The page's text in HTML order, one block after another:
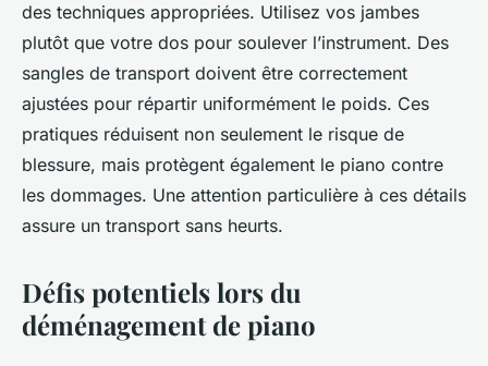
des techniques appropriées. Utilisez vos jambes
plutôt que votre dos pour soulever l’instrument. Des
sangles de transport doivent être correctement
ajustées pour répartir uniformément le poids. Ces
pratiques réduisent non seulement le risque de
blessure, mais protègent également le piano contre
les dommages. Une attention particulière à ces détails
assure un transport sans heurts.
Défis potentiels lors du
déménagement de piano